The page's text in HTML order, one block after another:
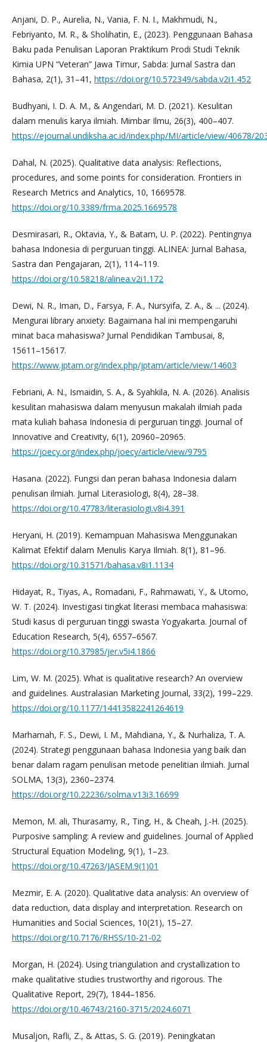
Anjani, D. P., Aurelia, N., Vania, F. N. I., Makhmudi, N.,
Febriyanto, M. R., & Sholihatin, E., (2023). Penggunaan Bahasa
Baku pada Penulisan Laporan Praktikum Prodi Studi Teknik
Kimia UPN “Veteran” Jawa Timur, Sabda: Jurnal Sastra dan
Bahasa, 2(1), 31–41, https://doi.org/10.572349/sabda.v2i1.452⁠
Budhyani, I. D. A. M., & Angendari, M. D. (2021). Kesulitan
dalam menulis karya ilmiah. Mimbar Ilmu, 26(3), 400–407.
https://ejournal.undiksha.ac.id/index.php/MI/article/view/40678/
Dahal, N. (2025). Qualitative data analysis: Reflections,
procedures, and some points for consideration. Frontiers in
Research Metrics and Analytics, 10, 1669578.
https://doi.org/10.3389/frma.2025.1669578
Desmirasari, R., Oktavia, Y., & Batam, U. P. (2022). Pentingnya
bahasa Indonesia di perguruan tinggi. ALINEA: Jurnal Bahasa,
Sastra dan Pengajaran, 2(1), 114–119.
https://doi.org/10.58218/alinea.v2i1.172
Dewi, N. R., Iman, D., Farsya, F. A., Nursyifa, Z. A., & ... (2024).
Mengurai library anxiety: Bagaimana hal ini mempengaruhi
minat baca mahasiswa? Jurnal Pendidikan Tambusai, 8,
15611–15617.
https://www.jptam.org/index.php/jptam/article/view/14603
Febriani, A. N., Ismaidin, S. A., & Syahkila, N. A. (2026). Analisis
kesulitan mahasiswa dalam menyusun makalah ilmiah pada
mata kuliah bahasa Indonesia di perguruan tinggi. Journal of
Innovative and Creativity, 6(1), 20960–20965.
https://joecy.org/index.php/joecy/article/view/9795
Hasana. (2022). Fungsi dan peran bahasa Indonesia dalam
penulisan ilmiah. Jurnal Literasiologi, 8(4), 28–38.
https://doi.org/10.47783/literasiologi.v8i4.391
Heryani, H. (2019). Kemampuan Mahasiswa Menggunakan
Kalimat Efektif dalam Menulis Karya Ilmiah. 8(1), 81–96.
https://doi.org/10.31571/bahasa.v8i1.1134
Hidayat, R., Tiyas, A., Romadani, F., Rahmawati, Y., & Utomo,
W. T. (2024). Investigasi tingkat literasi membaca mahasiswa:
Studi kasus di perguruan tinggi swasta Yogyakarta. Journal of
Education Research, 5(4), 6557–6567.
https://doi.org/10.37985/jer.v5i4.1866
Lim, W. M. (2025). What is qualitative research? An overview
and guidelines. Australasian Marketing Journal, 33(2), 199–229.
https://doi.org/10.1177/14413582241264619
Marhamah, F. S., Dewi, I. M., Mahdiana, Y., & Nurhaliza, T. A.
(2024). Strategi penggunaan bahasa Indonesia yang baik dan
benar dalam ragam penulisan metode penelitian ilmiah. Jurnal
SOLMA, 13(3), 2360–2374.
https://doi.org/10.22236/solma.v13i3.16699
Memon, M. ali, Thurasamy, R., Ting, H., & Cheah, J.-H. (2025).
Purposive sampling: A review and guidelines. Journal of Applied
Structural Equation Modeling, 9(1), 1–23.
https://doi.org/10.47263/JASEM.9(1)01
Mezmir, E. A. (2020). Qualitative data analysis: An overview of
data reduction, data display and interpretation. Research on
Humanities and Social Sciences, 10(21), 15–27.
https://doi.org/10.7176/RHSS/10-21-02
Morgan, H. (2024). Using triangulation and crystallization to
make qualitative studies trustworthy and rigorous. The
Qualitative Report, 29(7), 1844–1856.
https://doi.org/10.46743/2160-3715/2024.6071
Musaljon, Rafli, Z., & Attas, S. G. (2019). Peningkatan